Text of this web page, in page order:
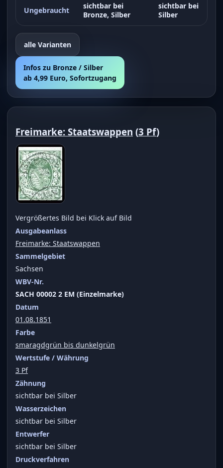
Ungebraucht
sichtbar bei
Bronze, Silber
sichtbar bei
Silber
alle Varianten
Infos zu Bronze / Silber
ab 4,99 Euro, Sofortzugang
Freimarke: Staatswappen (3 Pf)
Vergrößertes Bild bei Klick auf Bild
Ausgabeanlass
Freimarke: Staatswappen
Sammelgebiet
Sachsen
WBV-Nr.
SACH 00002 2 EM (Einzelmarke)
Datum
01.08.1851
Farbe
smaragdgrün bis dunkelgrün
Wertstufe / Währung
3 Pf
Zähnung
sichtbar bei Silber
Wasserzeichen
sichtbar bei Silber
Entwerfer
sichtbar bei Silber
Druckverfahren